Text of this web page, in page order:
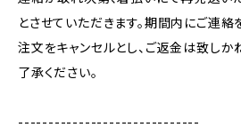
とさせていただきます。期間内にご連
注文をキャンセルとし、ご返金は致しか
了承ください。
------------------------------